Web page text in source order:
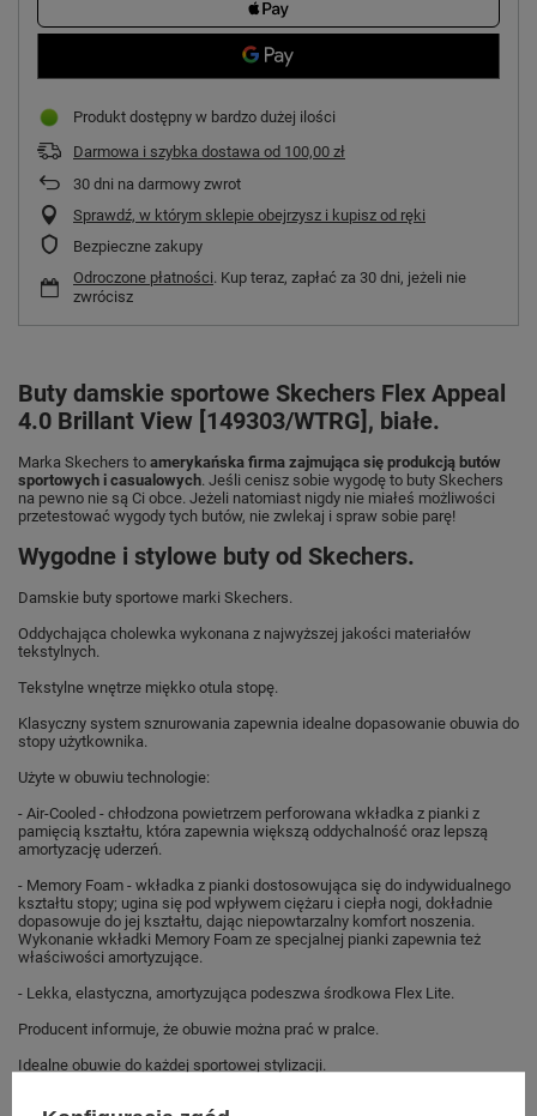
Produkt dostępny w bardzo dużej ilości
Darmowa i szybka dostawa od 100,00 zł
30 dni na darmowy zwrot
Sprawdź, w którym sklepie obejrzysz i kupisz od ręki
Bezpieczne zakupy
Odroczone płatności. Kup teraz, zapłać za 30 dni, jeżeli nie
zwrócisz
Buty damskie sportowe Skechers Flex Appeal
4.0 Brillant View [149303/WTRG], białe.
Marka Skechers to amerykańska firma zajmująca się produkcją butów
sportowych i casualowych. Jeśli cenisz sobie wygodę to buty Skechers
na pewno nie są Ci obce. Jeżeli natomiast nigdy nie miałeś możliwości
przetestować wygody tych butów, nie zwlekaj i spraw sobie parę!
Wygodne i stylowe buty od Skechers.
Damskie buty sportowe marki Skechers.
Oddychająca cholewka wykonana z najwyższej jakości materiałów
tekstylnych.
Tekstylne wnętrze miękko otula stopę.
Klasyczny system sznurowania zapewnia idealne dopasowanie obuwia do
stopy użytkownika.
Użyte w obuwiu technologie:
- Air-Cooled - chłodzona powietrzem perforowana wkładka z pianki z
pamięcią kształtu, która zapewnia większą oddychalność oraz lepszą
amortyzację uderzeń.
- Memory Foam - wkładka z pianki dostosowująca się do indywidualnego
kształtu stopy; ugina się pod wpływem ciężaru i ciepła nogi, dokładnie
dopasowuje do jej kształtu, dając niepowtarzalny komfort noszenia.
Wykonanie wkładki Memory Foam ze specjalnej pianki zapewnia też
właściwości amortyzujące.
- Lekka, elastyczna, amortyzująca podeszwa środkowa Flex Lite.
Producent informuje, że obuwie można prać w pralce.
Idealne obuwie do każdej sportowej stylizacji.
Buty sportowe dla całej rodziny sklep